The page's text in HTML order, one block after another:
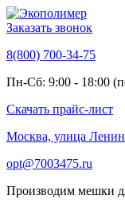
Заказать звонок
8(800) 700-34-75
Пн-Сб: 9:00 - 18:00
Скачать прайс-лист
Москва, улица
opt@7003475.ru
Производим мешки